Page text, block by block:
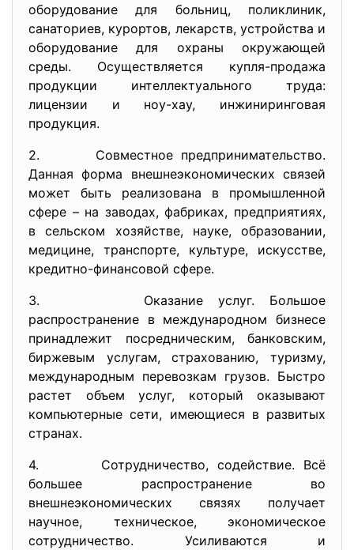
оборудование для больниц, поликлиник,
санаториев, курортов, лекарств, устройства и
оборудование для охраны окружающей
среды. Осуществляется купля-продажа
продукции интеллектуального труда:
лицензии и ноу-хау, инжиниринговая
продукция.
2. Совместное предпринимательство.
Данная форма внешнеэкономических связей
может быть реализована в промышленной
сфере – на заводах, фабриках, предприятиях,
в сельском хозяйстве, науке, образовании,
медицине, транспорте, культуре, искусстве,
кредитно-финансовой сфере.
3. Оказание услуг. Большое
распространение в международном бизнесе
принадлежит посредническим, банковским,
биржевым услугам, страхованию, туризму,
международным перевозкам грузов. Быстро
растет объем услуг, который оказывают
компьютерные сети, имеющиеся в развитых
странах.
4. Сотрудничество, содействие. Всё
большее распространение во
внешнеэкономических связях получает
научное, техническое, экономическое
сотрудничество. Усиливаются и